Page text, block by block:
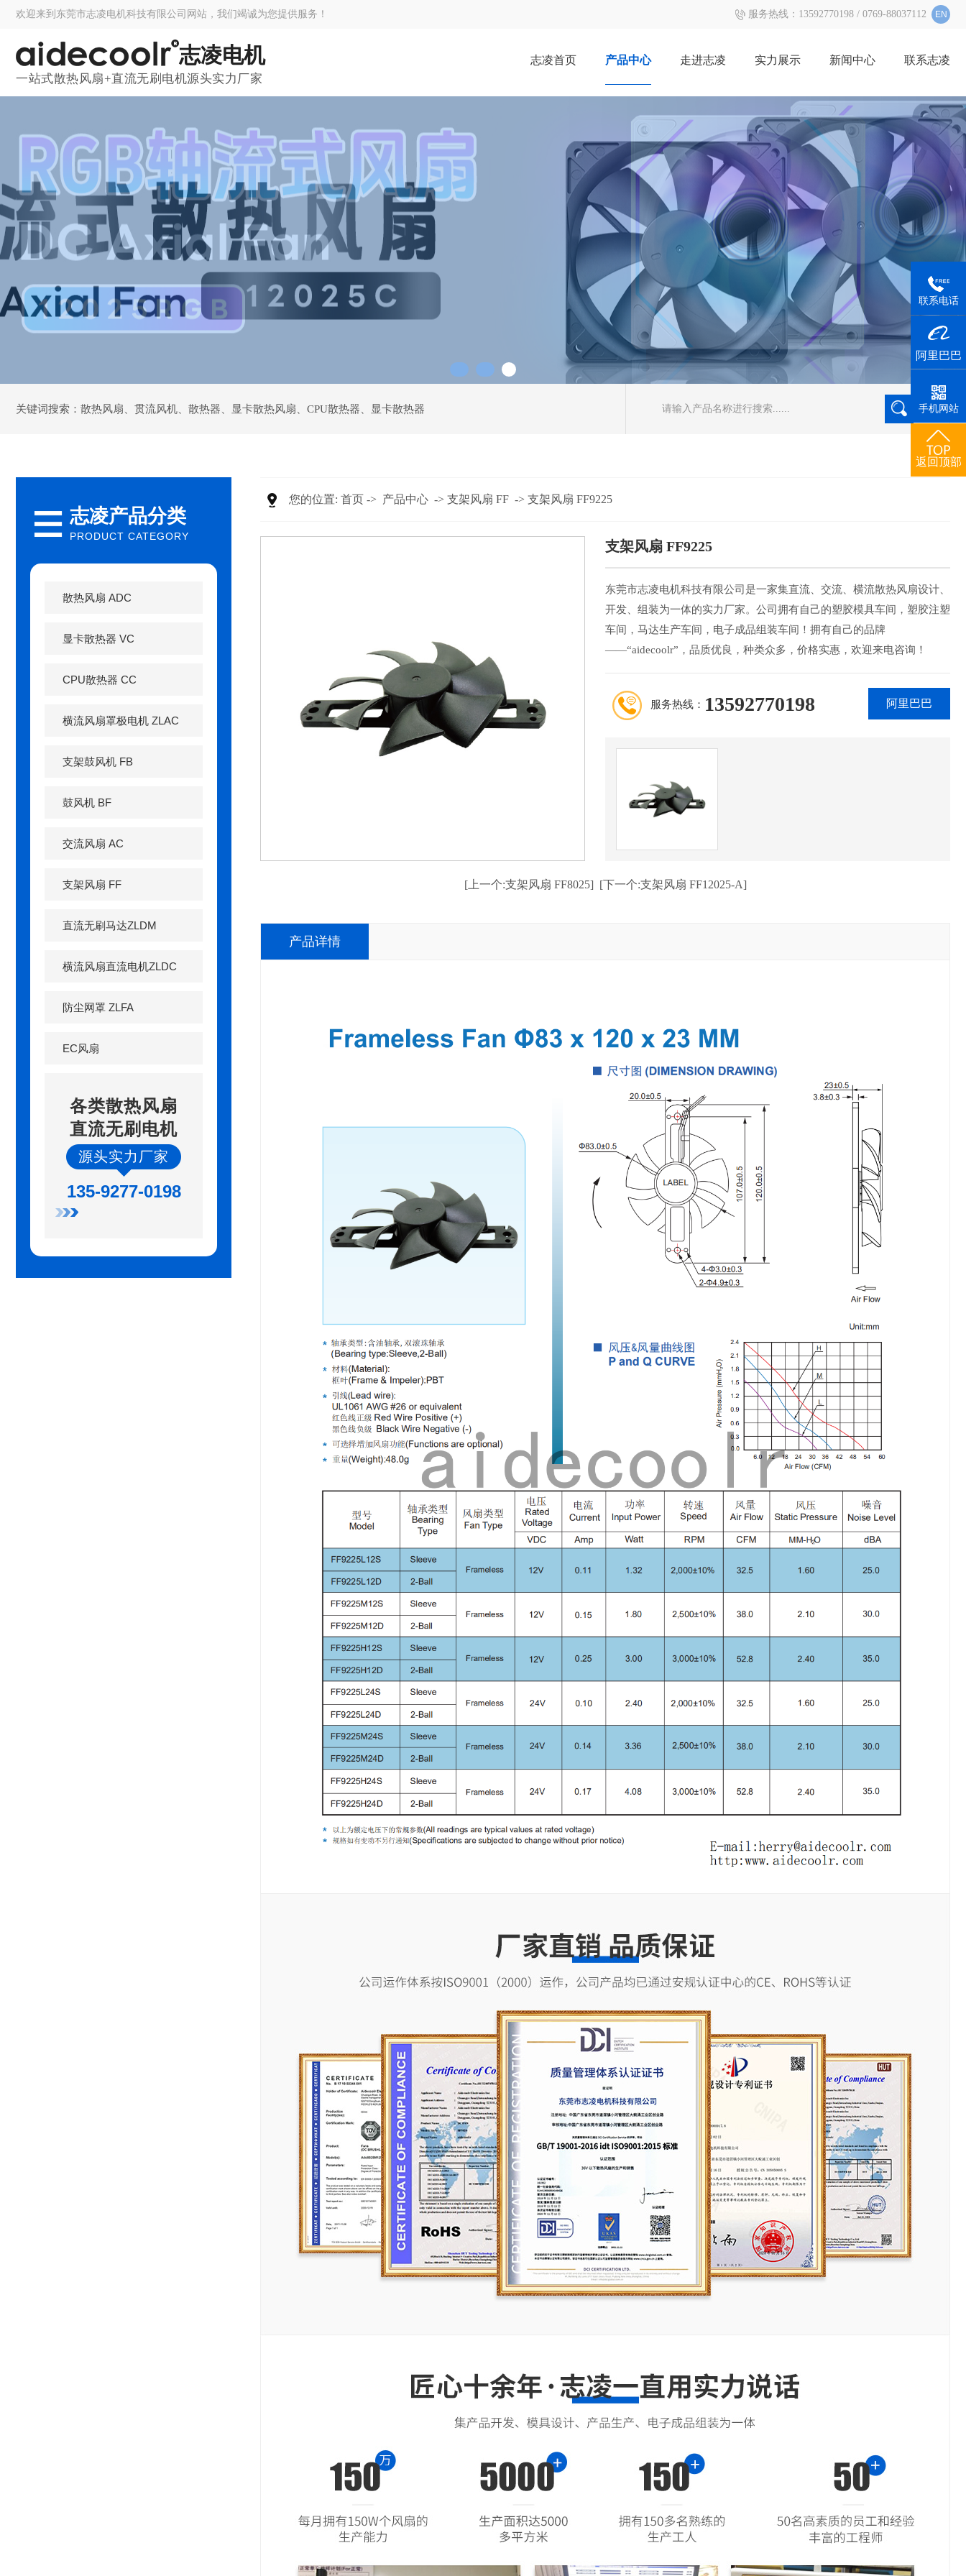
欢迎来到东莞市志凌电机科技有限公司网站，我们竭诚为您提供服务！ 服务热线： 13592770198 / 0769-88037112 EN
志凌电机
一站式散热风扇+直流无刷电机源头实力厂家
志凌首页 产品中心 走进志凌 实力展示 新闻中心 联系志凌
关键词搜索： 散热风扇 贯流风机 散热器 显卡散热风扇 CPU散热器 显卡散热器
志凌产品分类
PRODUCT CATEGORY
散热风扇 ADC
显卡散热器 VC
CPU散热器 CC
横流风扇罩极电机 ZLAC
支架鼓风机 FB
鼓风机 BF
交流风扇 AC
支架风扇 FF
直流无刷马达ZLDM
横流风扇直流电机ZLDC
防尘网罩 ZLFA
EC风扇
各类散热风扇
直流无刷电机
源头实力厂家
135-9277-0198
您的位置: 首页 -> 产品中心 -> 支架风扇 FF -> 支架风扇 FF9225
支架风扇 FF9225
东莞市志凌电机科技有限公司是一家一站式散热风扇+直流无刷电机源头实力
东莞市志凌电机科技有限公司是一家集直流、交流、横流散热风扇设计、
开发、组装为一体的实力厂家。公司拥有自己的塑胶模具车间，塑胶注塑
车间，马达生产车间，电子成品组装车间！拥有自己的品牌
——“aidecoolr”，品质优良，种类众多，价格实惠，欢迎来电咨询！
阿里巴巴
服务热线： 13592770198
[上一个:支架风扇 FF8025] [下一个:支架风扇 FF12025-A]
联系电话
阿里巴巴
手机网站
返回顶部